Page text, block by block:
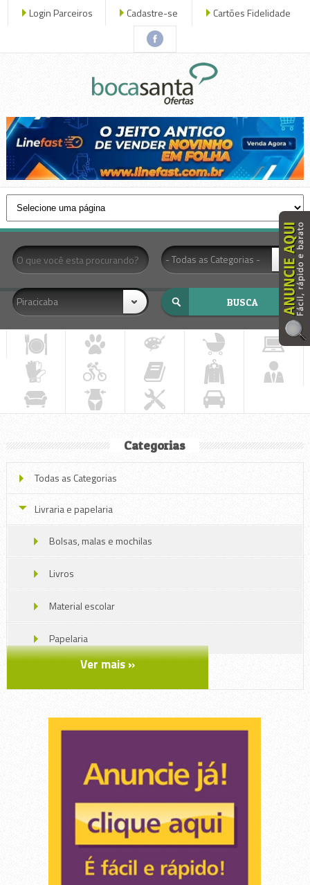
Login Parceiros Cadastre-se Cartões Fidelidade
- Todas as Categorias -
Piracicaba
Categorias
Todas as Categorias
Livraria e papelaria
Bolsas, malas e mochilas
Livros
Material escolar
Papelaria
Ver mais »